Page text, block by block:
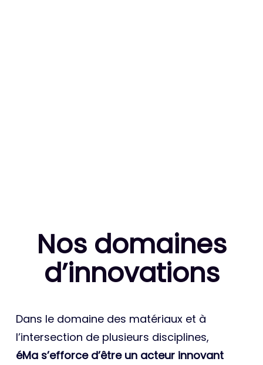
Nos domaines
d’innovations
Dans le domaine des matériaux et à
l’intersection de plusieurs disciplines,
éMa s’efforce d’être un acteur innovant